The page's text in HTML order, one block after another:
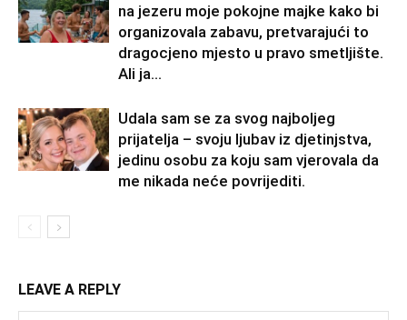
na jezeru moje pokojne majke kako bi
organizovala zabavu, pretvarajući to
dragocjeno mjesto u pravo smetljište.
Ali ja...
Udala sam se za svog najboljeg
prijatelja – svoju ljubav iz djetinjstva,
jedinu osobu za koju sam vjerovala da
me nikada neće povrijediti.
LEAVE A REPLY